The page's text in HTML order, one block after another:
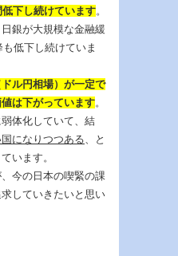
下し続けています。
銀が大規模な金融緩
低下し続けていま
ル円相場）が一定で
は下がっています。
体化していて、結
になりつつある、と
います。
今の日本の喫緊の課
していきたいと思い